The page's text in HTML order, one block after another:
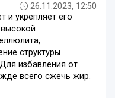
26.11.2023, 12:50
и укрепляет его
структуры
избавления от
всего сжечь жир.